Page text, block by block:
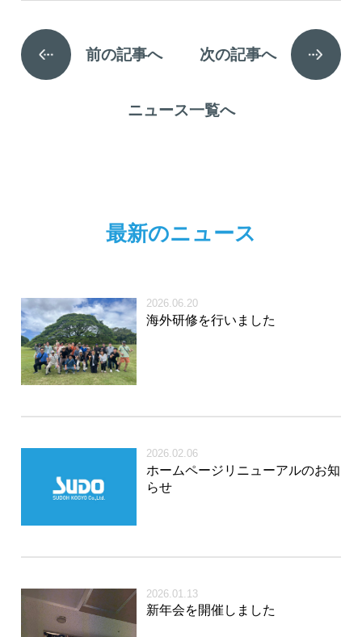
前の記事へ 次の記事へ
ニュース一覧へ
最新のニュース
2026.06.20
海外研修を行いました
2026.02.06
ホームページリニューアルのお知
らせ
2026.01.13
新年会を開催しました